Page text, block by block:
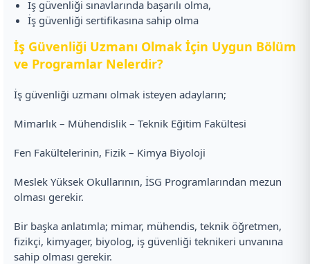
İş güvenliği sınavlarında başarılı olma,
İş güvenliği sertifikasına sahip olma
İş Güvenliği Uzmanı Olmak İçin Uygun Bölüm
ve Programlar Nelerdir?
İş güvenliği uzmanı olmak isteyen adayların;
Mimarlık – Mühendislik – Teknik Eğitim Fakültesi
Fen Fakültelerinin, Fizik – Kimya Biyoloji
Meslek Yüksek Okullarının, İSG Programlarından mezun
olması gerekir.
Bir başka anlatımla; mimar, mühendis, teknik öğretmen,
fizikçi, kimyager, biyolog, iş güvenliği teknikeri unvanına
sahip olması gerekir.